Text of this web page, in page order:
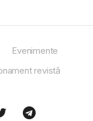
Evenimente
revistă